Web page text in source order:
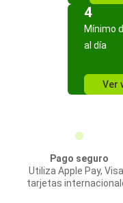
4
Mínimo
al día
Ver
Pago seguro
Utiliza Apple Pay,
tarjetas